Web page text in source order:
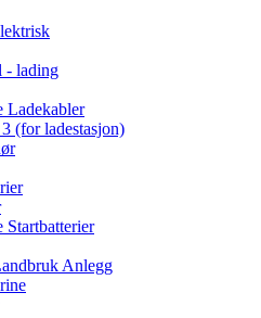
- lading
Ladekabler
(for ladestasjon)
Startbatterier
Anlegg